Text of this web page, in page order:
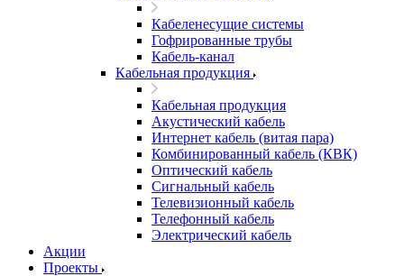
Кабеленесущие системы
Гофрированные трубы
Кабель-канал
Кабельная продукция
Кабельная продукция
Акустический кабель
Интернет кабель (витая пара)
Комбинированный кабель (КВК)
Оптический кабель
Сигнальный кабель
Телевизионный кабель
Телефонный кабель
Электрический кабель
Акции
Проекты